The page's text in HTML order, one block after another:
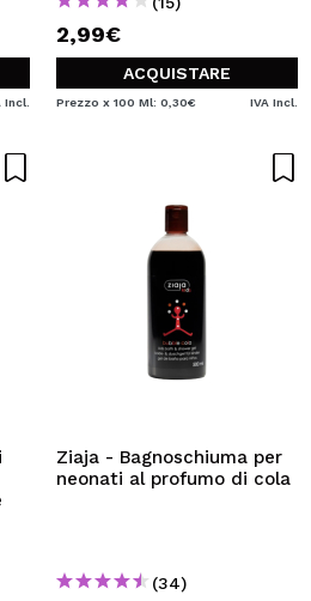
Incl.
2,99€
ACQUISTARE
Prezzo x 100 Ml: 0,30€ IVA Incl.
Ziaja - Bagnoschiuma per
neonati al profumo di cola
(34)